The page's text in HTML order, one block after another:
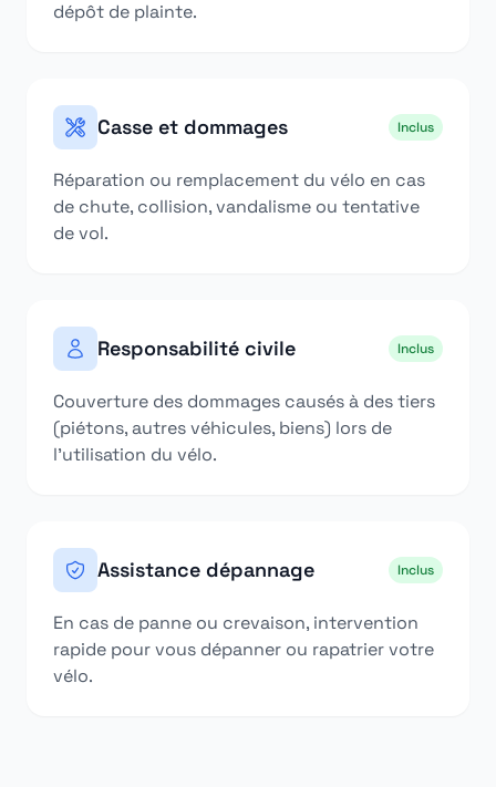
dépôt de plainte.
Casse et dommages Inclus
Réparation ou remplacement du vélo en cas
de chute, collision, vandalisme ou tentative
de vol.
Responsabilité civile Inclus
Couverture des dommages causés à des tiers
(piétons, autres véhicules, biens) lors de
l'utilisation du vélo.
Assistance dépannage Inclus
En cas de panne ou crevaison, intervention
rapide pour vous dépanner ou rapatrier votre
vélo.